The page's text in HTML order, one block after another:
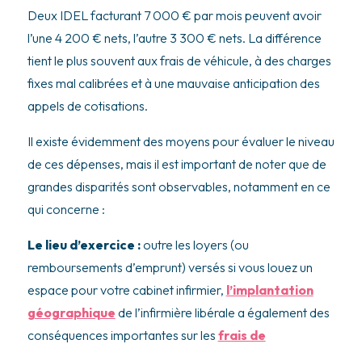
Deux IDEL facturant 7 000 € par mois peuvent avoir
l’une 4 200 € nets, l’autre 3 300 € nets. La différence
tient le plus souvent aux frais de véhicule, à des charges
fixes mal calibrées et à une mauvaise anticipation des
appels de cotisations.
Il existe évidemment des moyens pour évaluer le niveau
de ces dépenses, mais il est important de noter que de
grandes disparités sont observables, notamment en ce
qui concerne :
Le lieu d’exercice :outre les loyers (ou
remboursements d’emprunt) versés si vous louez un
espace pour votre cabinet infirmier, l’implantation
géographique de l’infirmière libérale a également des
conséquences importantes sur les frais de